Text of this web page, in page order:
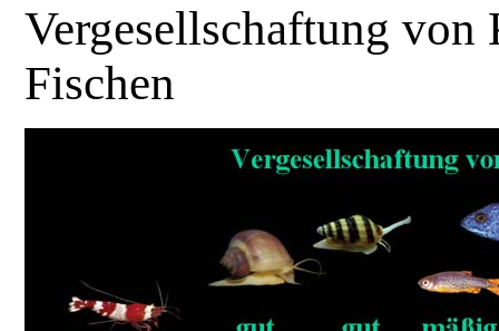
Vergesellschaftung
Fischen